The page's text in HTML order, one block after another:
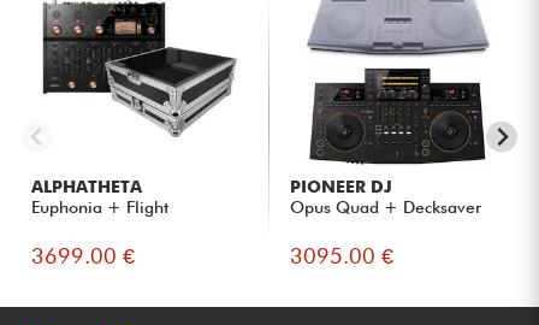
ALPHATHETA
Euphonia + Flight
3699.00 €
PIONEER DJ
Opus Quad + Decksaver
3095.00 €